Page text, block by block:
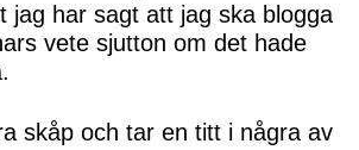
jag har sagt att jag ska blogga
vete sjutton om det hade
skåp och tar en titt i några av